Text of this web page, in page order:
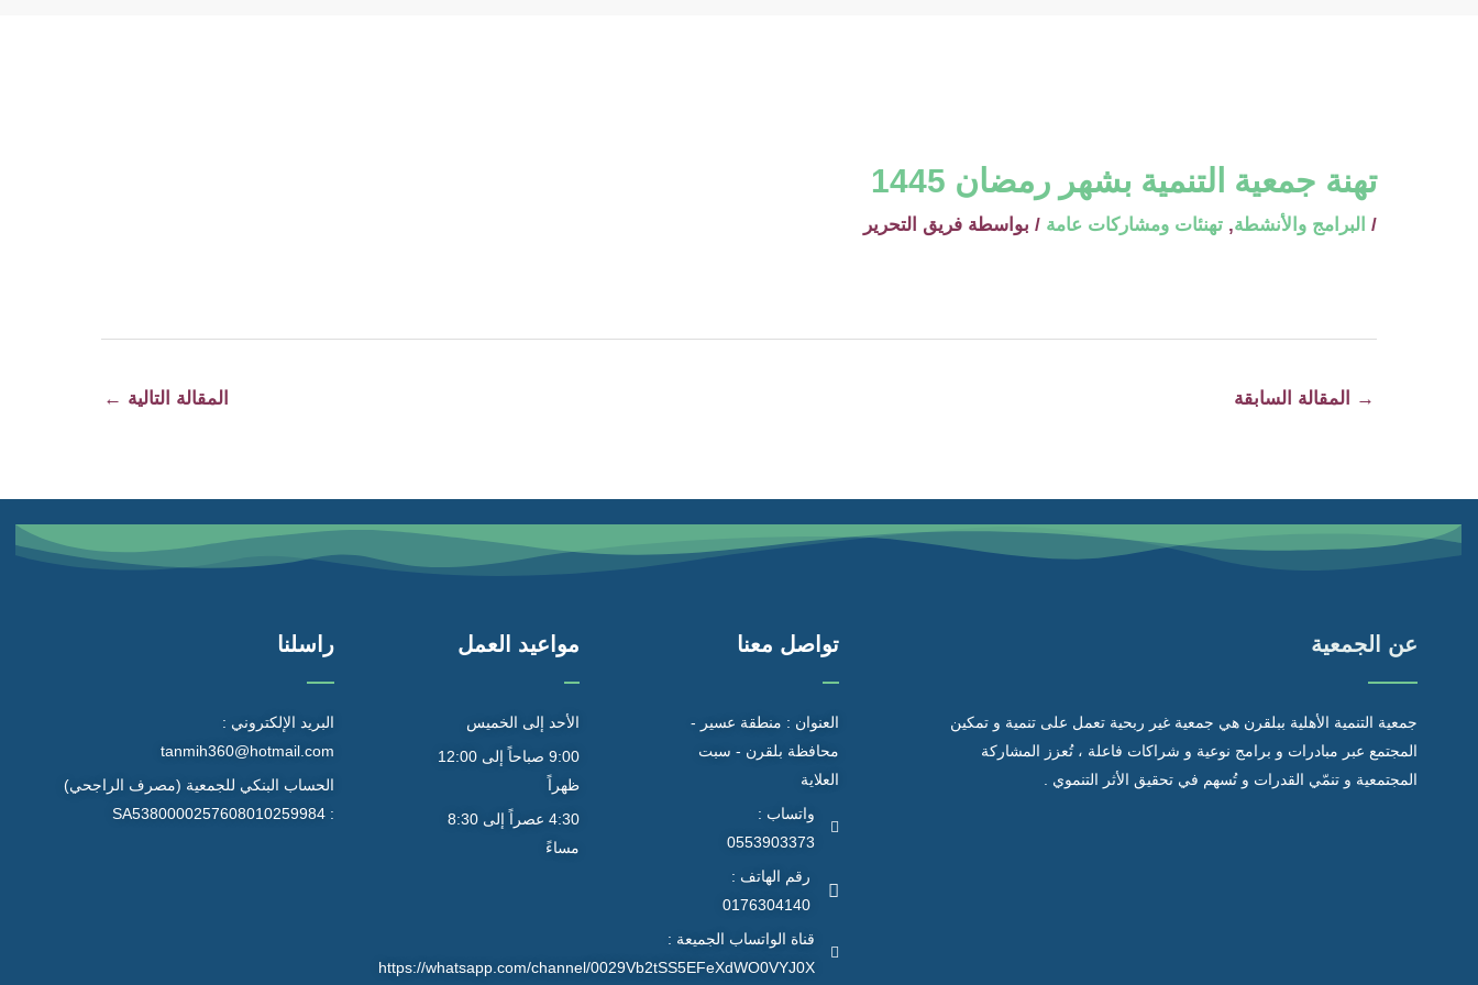
تهنة جمعية التنمية بشهر رمضان 1445
/ البرامج والأنشطة, تهنئات ومشاركات عامة / بواسطة فريق التحرير
→ المقالة السابقة المقالة التالية ←
عن الجمعية
جمعية التنمية الأهلية ببلقرن هي جمعية غير ربحية تعمل على تنمية و تمكين
المجتمع عبر مبادرات و برامج نوعية و شراكات فاعلة ، تُعزز المشاركة
المجتمعية و تنمّي القدرات و تُسهم في تحقيق الأثر التنموي .
تواصل معنا
العنوان : منطقة عسير -
محافظة بلقرن - سبت
العلاية
واتساب :
0553903373
رقم الهاتف :
0176304140
قناة الواتساب الجميعة :
https://whatsapp.com/channel/0029Vb2tSS5EFeXdWO0VYJ0X
مواعيد العمل
الأحد إلى الخميس
9:00 صباحاً إلى 12:00
ظهراً
4:30 عصراً إلى 8:30
مساءً
راسلنا
البريد الإلكتروني :
tanmih360@hotmail.com
الحساب البنكي للجمعية (مصرف الراجحي)
: SA5380000257608010259984